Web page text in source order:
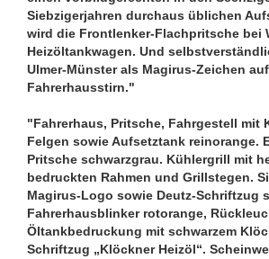
Siebzigerjahren durchaus üblichen
wird die Frontlenker-Flachpritsche bei
Heizöltankwagen. Und
Ulmer-Münster als Magirus-Zeichen
Fahrerhausstirn."
"Fahrerhaus, Pritsche, Fahrgestell mit
Felgen sowie Aufsetztank reinorange.
Pritsche schwarzgrau. Kühlergrill mit
bedruckten Rahmen und Grillstegen.
Magirus-Logo sowie Deutz-Schriftzug
Fahrerhausblinker rotorange,
Öltankbedruckung mit schwarzem
Schriftzug „Klöckner Heizöl“.